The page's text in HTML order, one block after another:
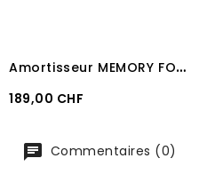
A
mortisseur MEMORY FOAM PAD EQUESTRO WINE
Prix
189,00 CHF
Commentaires (0)